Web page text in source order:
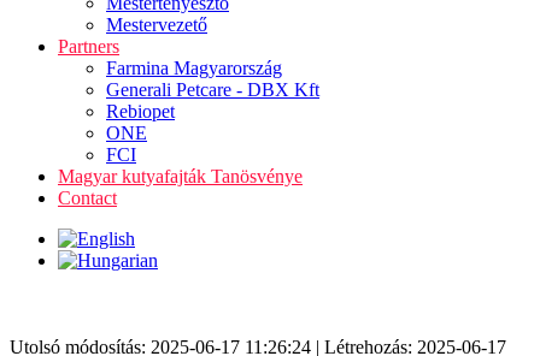
Mestervezető
Partners
Farmina Magyarország
Generali Petcare - DBX Kft
Rebiopet
ONE
FCI
Magyar kutyafajták Tanösvénye
Contact
Utolsó módosítás: 2025-06-17 11:26:24 | Létrehozás: 2025-06-17